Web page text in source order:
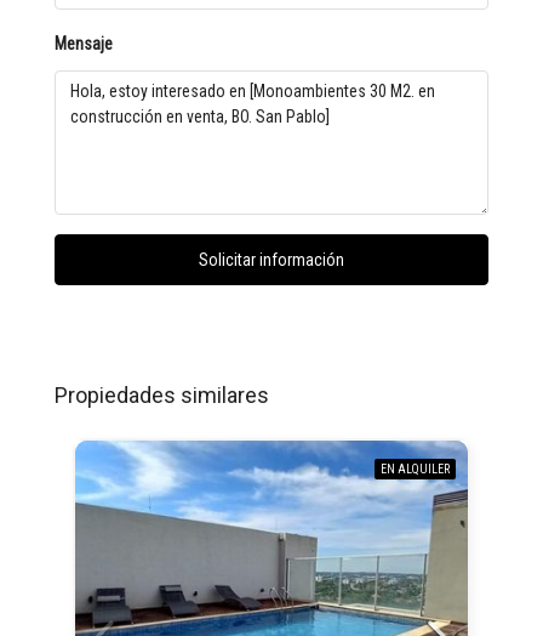
Mensaje
Solicitar información
Propiedades similares
EN ALQUILER